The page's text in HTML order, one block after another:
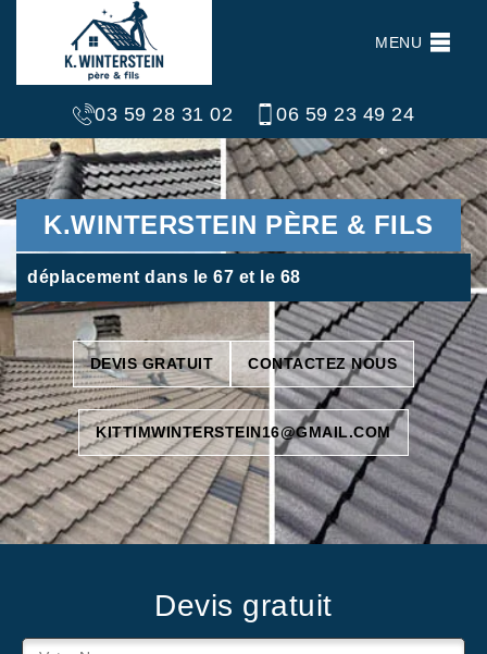
MENU
03 59 28 31 02 06 59 23 49 24
K.WINTERSTEIN PÈRE & FILS
déplacement dans le 67 et le 68
DEVIS GRATUIT CONTACTEZ NOUS
KITTIMWINTERSTEIN16@GMAIL.COM
Devis gratuit